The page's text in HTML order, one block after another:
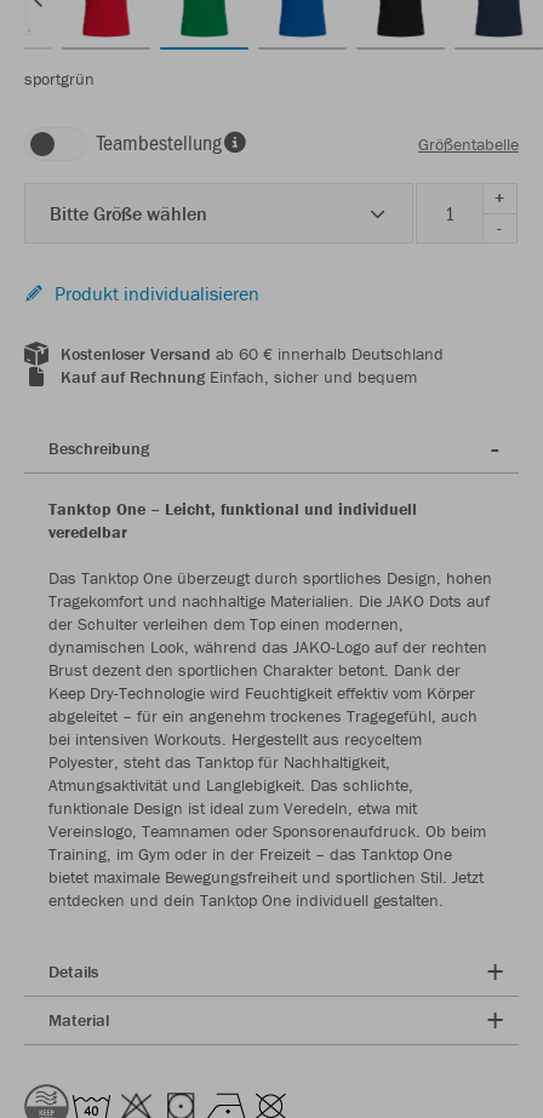
sportgrün
Teambestellung Größentabelle
Bitte Größe wählen
+
-
Produkt individualisieren
Kostenloser Versand ab 60 € innerhalb Deutschland
Kauf auf RechnungEinfach, sicher und bequem
Beschreibung
Tanktop One – Leicht, funktional und individuell
veredelbar
Das Tanktop One überzeugt durch sportliches Design, hohen
Tragekomfort und nachhaltige Materialien. Die JAKO Dots auf
der Schulter verleihen dem Top einen modernen,
dynamischen Look, während das JAKO-Logo auf der rechten
Brust dezent den sportlichen Charakter betont. Dank der
Keep Dry-Technologie wird Feuchtigkeit effektiv vom Körper
abgeleitet – für ein angenehm trockenes Tragegefühl, auch
bei intensiven Workouts. Hergestellt aus recyceltem
Polyester, steht das Tanktop für Nachhaltigkeit,
Atmungsaktivität und Langlebigkeit. Das schlichte,
funktionale Design ist ideal zum Veredeln, etwa mit
Vereinslogo, Teamnamen oder Sponsorenaufdruck. Ob beim
Training, im Gym oder in der Freizeit – das Tanktop One
bietet maximale Bewegungsfreiheit und sportlichen Stil. Jetzt
entdecken und dein Tanktop One individuell gestalten.
Details
Material